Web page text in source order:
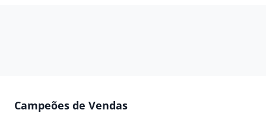
Campeões de Vendas